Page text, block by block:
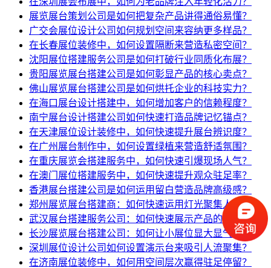
展览展台策划公司是如何把复杂产品讲得通俗易懂？
广交会展位设计公司如何规划空间来容纳更多样品？
在长春展位装修中，如何设置隔断来营造私密空间？
沈阳展位搭建服务公司是如何打破行业同质化布展？
贵阳展览展台搭建公司是如何彰显产品的核心卖点？
佛山展览展台搭建公司是如何烘托企业的科技实力？
在海口展台设计搭建中，如何增加客户的信赖程度？
南宁展台设计搭建公司如何快速打造品牌记忆锚点？
在天津展位设计装修中，如何快速提升展台辨识度？
在广州展台制作中，如何设置绿植来营造舒适氛围？
在重庆展览会搭建服务中，如何快速引爆现场人气？
在澳门展位搭建服务中，如何快速提升观众驻足率？
香港展台搭建公司是如何运用留白营造品牌高级感？
郑州展览展台搭建商：如何快速运用灯光聚集人气？
武汉展台搭建服务公司：如何快速展示产品的亮点？
长沙展览展台搭建公司：如何让小展位显大显气派？
深圳展位设计公司如何设置演示台来吸引人流聚集？
在济南展位装修中，如何用空间层次赢得驻足停留？